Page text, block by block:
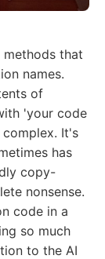
that
names.
of
'your code
It's
has
copy-
nonsense.
code in a
so much
to the AI